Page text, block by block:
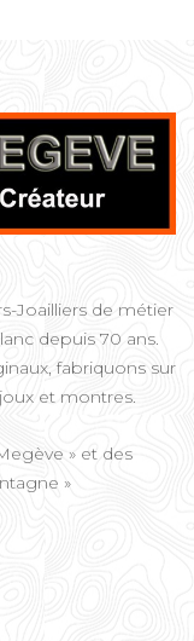
Joailliers de métier
depuis 70 ans.
fabriquons sur
et montres.
» et des
»